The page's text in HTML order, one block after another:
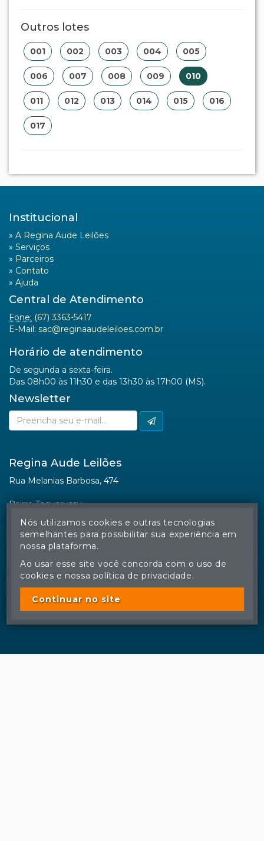
Outros lotes
001 002 003 004 005
006 007 008 009 010
011 012 013 014 015 016
017
Institucional
» A Regina Aude Leilões
» Serviços
» Parceiros
» Contato
» Ajuda
Central de Atendimento
Fone: (67) 3363-5417
E-Mail: sac@reginaaudeleiloes.com.br
Horário de atendimento
De segunda a sexta-feira.
Das 08h00 às 11h30 e das 13h30 às 17h00 (MS).
Newsletter
Regina Aude Leilões
Rua Melanias Barbosa, 474
Bairro Taquarussu
Campo Grande (MS)
Nós utilizamos cookies e outras tecnologias
semelhantes para possibilitar sua experiência em
nossa plataforma.
Ao usar esse site você concorda com o uso de
cookies e nossa política de privacidade.
Continuar no site